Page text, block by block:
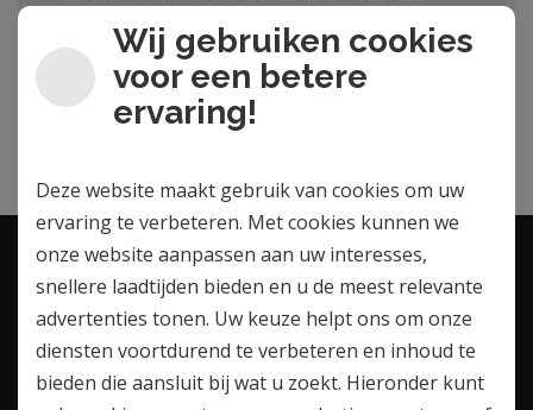
Maak een afspraak
Contactgegevens
AV PMU
Wij gebruiken cookies
voor een betere
ervaring!
Deze website maakt gebruik van cookies om uw
ervaring te verbeteren. Met cookies kunnen we
onze website aanpassen aan uw interesses,
snellere laadtijden bieden en u de meest relevante
advertenties tonen. Uw keuze helpt ons om onze
diensten voortdurend te verbeteren en inhoud te
bieden die aansluit bij wat u zoekt. Hieronder kunt